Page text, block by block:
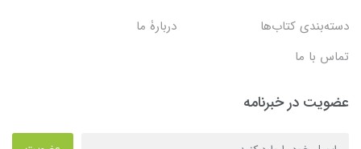
دسته‌بندی کتاب‌ها
دربارۀ ما
تماس با ما
عضویت در خبرنامه